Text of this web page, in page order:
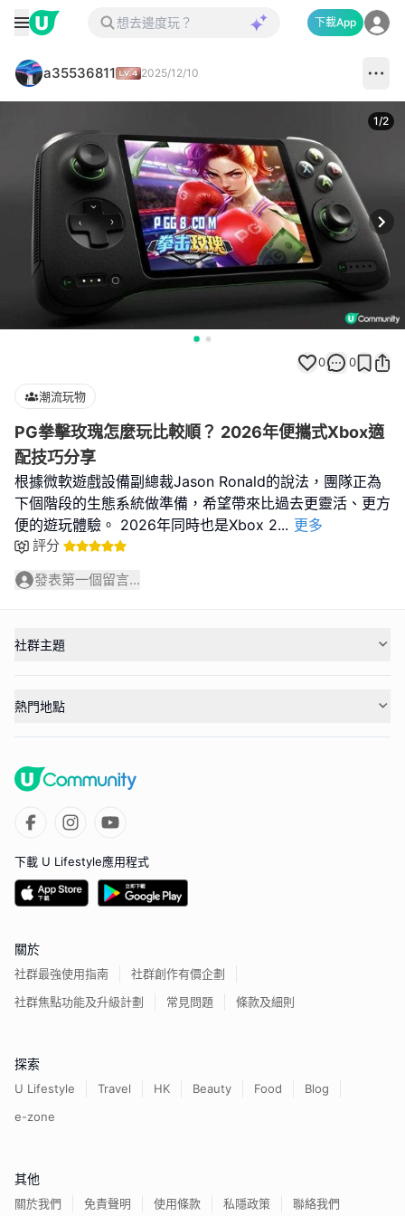
下載App
a35536811 2025/12/10
1/2
0 0
潮流玩物
PG拳擊玫瑰怎麼玩比較順？ 2026年便攜式Xbox適
配技巧分享
根據微軟遊戲設備副總裁Jason Ronald的說法，團隊正為
下個階段的生態系統做準備，希望帶來比過去更靈活、更方
便的遊玩體驗。 2026年同時也是Xbox 2... 更多
評分
發表第一個留言...
社群主題
熱門地點
下載 U Lifestyle應用程式
關於
社群最強使用指南
社群創作有價企劃
社群焦點功能及升級計劃
常見問題 條款及細則
探索
U Lifestyle Travel HK Beauty Food
Blog
e-zone
其他
關於我們 免責聲明 使用條款 私隱政策 聯絡我們